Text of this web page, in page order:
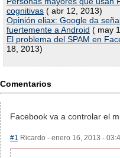
cognitivas ( abr 12, 2013)
Opinión eliax: Google da
fuertemente a Android ( may
El problema del SPAM en
18, 2013)
Comentarios
Facebook va a controlar el
#1 Ricardo - enero 16, 2013 -